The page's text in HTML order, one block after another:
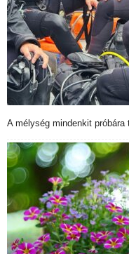
A mélység mindenkit próbára